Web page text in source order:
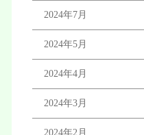
2024年7月
2024年5月
2024年4月
2024年3月
2024年2月